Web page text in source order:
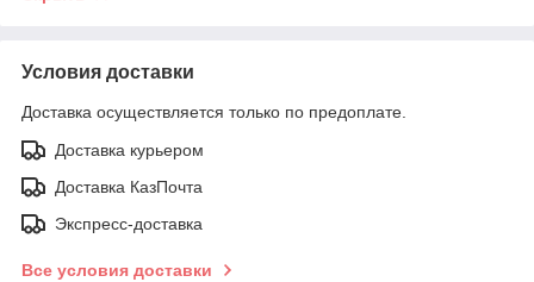
Условия доставки
Доставка осуществляется только по предоплате.
Доставка курьером
Доставка КазПочта
Экспресс-доставка
Все условия доставки